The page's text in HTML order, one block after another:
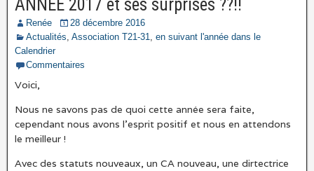
ANNEE 2017 et ses surprises ??!!
Renée
28 décembre 2016
Actualités, Association T21-31, en suivant l'année dans le
Calendrier
Commentaires
Voici,
Nous ne savons pas de quoi cette année sera faite,
cependant nous avons l’esprit positif et nous en attendons
le meilleur !
Avec des statuts nouveaux, un CA nouveau, une dirtectrice